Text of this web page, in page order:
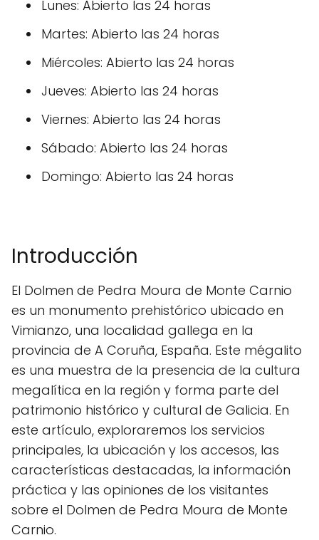
Lunes: Abierto las 24 horas
Martes: Abierto las 24 horas
Miércoles: Abierto las 24 horas
Jueves: Abierto las 24 horas
Viernes: Abierto las 24 horas
Sábado: Abierto las 24 horas
Domingo: Abierto las 24 horas
Introducción
El Dolmen de Pedra Moura de Monte Carnio
es un monumento prehistórico ubicado en
Vimianzo, una localidad gallega en la
provincia de A Coruña, España. Este mégalito
es una muestra de la presencia de la cultura
megalítica en la región y forma parte del
patrimonio histórico y cultural de Galicia. En
este artículo, exploraremos los servicios
principales, la ubicación y los accesos, las
características destacadas, la información
práctica y las opiniones de los visitantes
sobre el Dolmen de Pedra Moura de Monte
Carnio.